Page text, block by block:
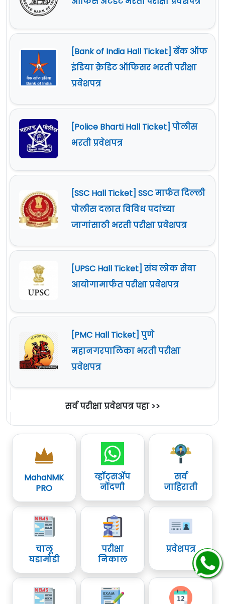
[Bank of India Hall Ticket] बँक ऑफ
इंडिया क्रेडिट ऑफिसर भरती परीक्षा
प्रवेशपत्र
[Police Bharti Hall Ticket] पोलीस
भरती प्रवेशपत्र
[SSC Hall Ticket] SSC मार्फत दिल्ली
पोलीस दलात विविध पदांच्या
जागांसाठी भरती परीक्षा प्रवेशपत्र
[UPSC Hall Ticket] संघ लोक सेवा
आयोगामार्फत परीक्षा प्रवेशपत्र
[PMC Hall Ticket] पुणे
महानगरपालिका भरती परीक्षा
प्रवेशपत्र
सर्व परीक्षा प्रवेशपत्र पहा >>
MahaNMK
PRO
व्हॉट्सॲप
नोंदणी
सर्व
जाहिराती
चालू
घडामोडी
परीक्षा
निकाल
प्रवेशपत्र